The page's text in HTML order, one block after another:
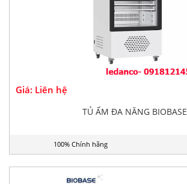
Giá: Liên hệ
TỦ ẤM ĐA NĂNG BIOBASE
100% Chính hãng